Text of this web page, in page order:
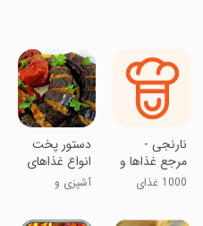
نارنجی -
مرجع غذاها و
آشپزی1000 غذای
خوشمزه !
دستور پخت
انواع غذاهای
محلی
آشپزی و